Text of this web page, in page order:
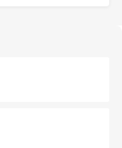
る外せないスポット